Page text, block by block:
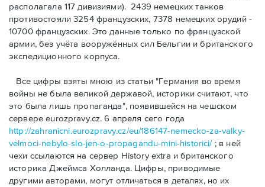
располагала 117 дивизиями). 2439 немецких танков
противостояли 3254 французских, 7378 немецких орудий -
10700 французских. Это данные только по французской
армии, без учёта вооружённых сил Бельгии и британского
экспедиционного корпуса.
Bсе цифры взяты мною из статьи "Германия во время
войны не была великой державой, историки считают, что
это была лишь пропаганда", появившейся на чешском
сервере eurozpravy.cz. 6 апреля сего года
http://zahranicni.eurozpravy.cz/eu/186147-nemecko-za-valky-
velmoci-nebylo-slo-jen-o-propagandu-mini-historici/; в ней
чехи ссылаются на сервер History extra и британского
историка Джеймса Холланда. Цифры, привoдимые
другими авторами, могут отличаться в деталях, но их